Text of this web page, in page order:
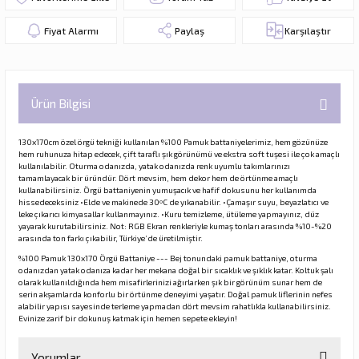
Fiyat Alarmı Paylaş Karşılaştır
Ürün Bilgisi
130x170cm özel örgü tekniği kullanılan %100 Pamuk battaniyelerimiz, hem gözünüze
hem ruhunuza hitap edecek, çift taraflı şık görünümü ve ekstra soft tuşesi ile çok amaçlı
kullanılabilir. Oturma odanızda, yatak odanızda renk uyumlu takımlarınızı
tamamlayacak bir üründür. Dört mevsim, hem dekor hem de örtünme amaçlı
kullanabilirsiniz. Örgü battaniyenin yumuşacık ve hafif dokusunu her kullanımda
hissedeceksiniz •Elde ve makinede 30ºC de yıkanabilir. •Çamaşır suyu, beyazlatıcı ve
leke çıkarıcı kimyasallar kullanmayınız. •Kuru temizleme, ütüleme yapmayınız, düz
yayarak kurutabilirsiniz. Not: RGB Ekran renkleriyle kumaş tonları arasında %10-%20
arasında ton farkı çıkabilir, Türkiye’de üretilmiştir.
%100 Pamuk 130x170 Örgü Battaniye --- Bej tonundaki pamuk battaniye, oturma
odanızdan yatak odanıza kadar her mekana doğal bir sıcaklık ve şıklık katar. Koltuk şalı
olarak kullanıldığında hem misafirlerinizi ağırlarken şık bir görünüm sunar hem de
serin akşamlarda konforlu bir örtünme deneyimi yaşatır. Doğal pamuk liflerinin nefes
alabilir yapısı sayesinde terleme yapmadan dört mevsim rahatlıkla kullanabilirsiniz.
Evinize zarif bir dokunuş katmak için hemen sepete ekleyin!